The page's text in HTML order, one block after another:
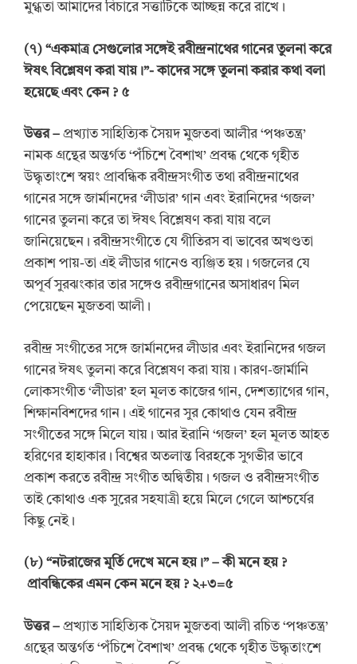
মুগ্ধতা আমাদের বিচারে সত্তাটিকে আচ্ছন্ন করে রাখে।
(৭) “একমাত্র সেগুলোর সঙ্গেই রবীন্দ্রনাথের গানের তুলনা করে
ঈষৎ বিশ্লেষণ করা যায়।”- কাদের সঙ্গে তুলনা করার কথা বলা
হয়েছে এবং কেন ? ৫
উত্তর– প্রখ্যাত সাহিত্যিক সৈয়দ মুজতবা আলীর ‘পঞ্চতন্ত্র’
নামক গ্রন্থের অন্তর্গত ‘পঁচিশে বৈশাখ’ প্রবন্ধ থেকে গৃহীত
উদ্ধৃতাংশে স্বয়ং প্রাবন্ধিক রবীন্দ্রসংগীত তথা রবীন্দ্রনাথের
গানের সঙ্গে জার্মানদের ‘লীডার’ গান এবং ইরানিদের ‘গজল’
গানের তুলনা করে তা ঈষৎ বিশ্লেষণ করা যায় বলে
জানিয়েছেন। রবীন্দ্রসংগীতে যে গীতিরস বা ভাবের অখণ্ডতা
প্রকাশ পায়-তা এই লীডার গানেও ব্যঞ্জিত হয়। গজলের যে
অপূর্ব সুরঝংকার তার সঙ্গেও রবীন্দ্রগানের অসাধারণ মিল
পেয়েছেন মুজতবা আলী।
রবীন্দ্র সংগীতের সঙ্গে জার্মানদের লীডার এবং ইরানিদের গজল
গানের ঈষৎ তুলনা করে বিশ্লেষণ করা যায়। কারণ-জার্মানি
লোকসংগীত ‘লীডার’ হল মূলত কাজের গান, দেশত্যাগের গান,
শিক্ষানবিশদের গান। এই গানের সুর কোথাও যেন রবীন্দ্র
সংগীতের সঙ্গে মিলে যায়। আর ইরানি ‘গজল’ হল মূলত আহত
হরিণের হাহাকার। বিশ্বের অতলান্ত বিরহকে সুগভীর ভাবে
প্রকাশ করতে রবীন্দ্র সংগীত অদ্বিতীয়। গজল ও রবীন্দ্রসংগীত
তাই কোথাও এক সুরের সহযাত্রী হয়ে মিলে গেলে আশ্চর্যের
কিছু নেই।
(৮) “নটরাজের মূর্তি দেখে মনে হয়।” – কী মনে হয় ?
প্রাবন্ধিকের এমন কেন মনে হয় ? ২+৩=৫
উত্তর– প্রখ্যাত সাহিত্যিক সৈয়দ মুজতবা আলী রচিত ‘পঞ্চতন্ত্র’
গ্রন্থের অন্তর্গত ‘পঁচিশে বৈশাখ’ প্রবন্ধ থেকে গৃহীত উদ্ধৃতাংশে